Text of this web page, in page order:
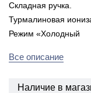
Складная ручка.
Турмалиновая
Режим «Холодный
Все описание
Наличие в